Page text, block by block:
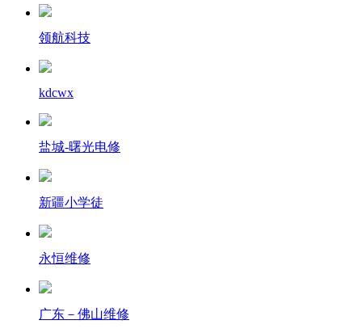
领航科技
kdcwx
盐城-曙光电修
新疆小学徒
永恒维修
广东－佛山维修